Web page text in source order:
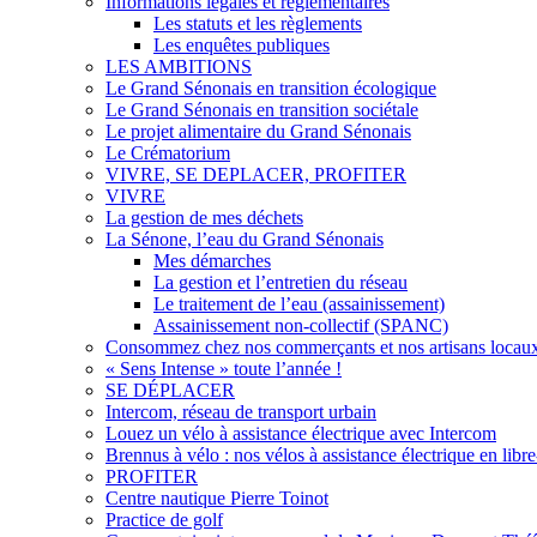
Les statuts et les règlements
Les enquêtes publiques
LES AMBITIONS
Le Grand Sénonais en transition écologique
Le Grand Sénonais en transition sociétale
Le projet alimentaire du Grand Sénonais
Le Crématorium
VIVRE, SE DEPLACER, PROFITER
VIVRE
La gestion de mes déchets
La Sénone, l’eau du Grand Sénonais
Mes démarches
La gestion et l’entretien du réseau
Le traitement de l’eau (assainissement)
Assainissement non-collectif (SPANC)
Consommez chez nos commerçants et nos artisans
« Sens Intense » toute l’année !
SE DÉPLACER
Intercom, réseau de transport urbain
Louez un vélo à assistance électrique avec Intercom
Brennus à vélo : nos vélos à assistance électrique en
PROFITER
Centre nautique Pierre Toinot
Practice de golf